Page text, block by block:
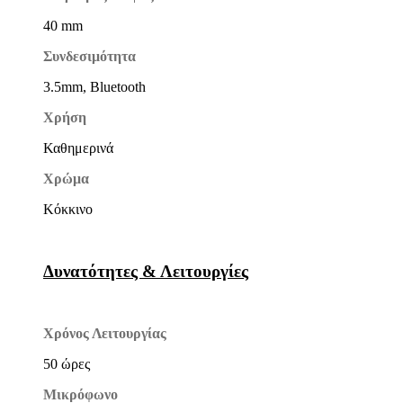
40 mm
Συνδεσιμότητα
3.5mm, Bluetooth
Χρήση
Καθημερινά
Χρώμα
Κόκκινο
Δυνατότητες & Λειτουργίες
Χρόνος Λειτουργίας
50 ώρες
Μικρόφωνο